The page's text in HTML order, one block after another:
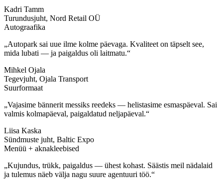
Kadri Tamm
Turundusjuht, Nord Retail OÜ
Autograafika
„Autopark sai uue ilme kolme päevaga. Kvaliteet on täpselt see,
mida lubati — ja paigaldus oli laitmatu.“
Mihkel Ojala
Tegevjuht, Ojala Transport
Suurformaat
„Vajasime bännerit messiks reedeks — helistasime esmaspäeval. Sai
valmis kolmapäeval, paigaldatud neljapäeval.“
Liisa Kaska
Sündmuste juht, Baltic Expo
Menüü + aknakleebised
„Kujundus, trükk, paigaldus — ühest kohast. Säästis meil nädalaid
ja tulemus näeb välja nagu suure agentuuri töö.“